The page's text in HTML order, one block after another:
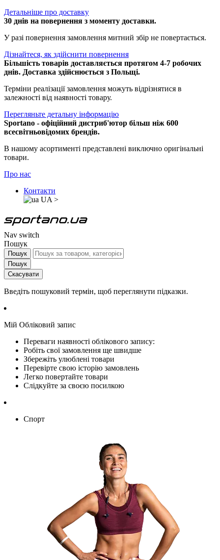
Детальніше про доставку
30 днів на повернення з моменту доставки.
У разі повернення замовлення митний збір не повертається.
Дізнайтеся, як здійснити повернення
Більшість товарів доставляється протягом 4-7 робочих
днів. Доставка здійснюється з Польщі.
Терміни реалізації замовлення можуть відрізнятися в
залежності від наявності товару.
Перегляньте детальну інформацію
Sportano - офіційний дистриб'ютор більш ніж 600
всесвітньовідомих брендів.
В нашому асортименті представлені виключно оригінальні
товари.
Про нас
Контакти
UA >
Nav switch
Пошук
Пошук
Пошук
Скасувати
Введіть пошуковий термін, щоб переглянути підказки.
Мій Обліковий запис
Переваги наявності облікового запису:
Робіть свої замовлення ще швидше
Збережіть улюблені товари
Перевірте свою історію замовлень
Легко повертайте товари
Слідкуйте за своєю посилкою
Спорт